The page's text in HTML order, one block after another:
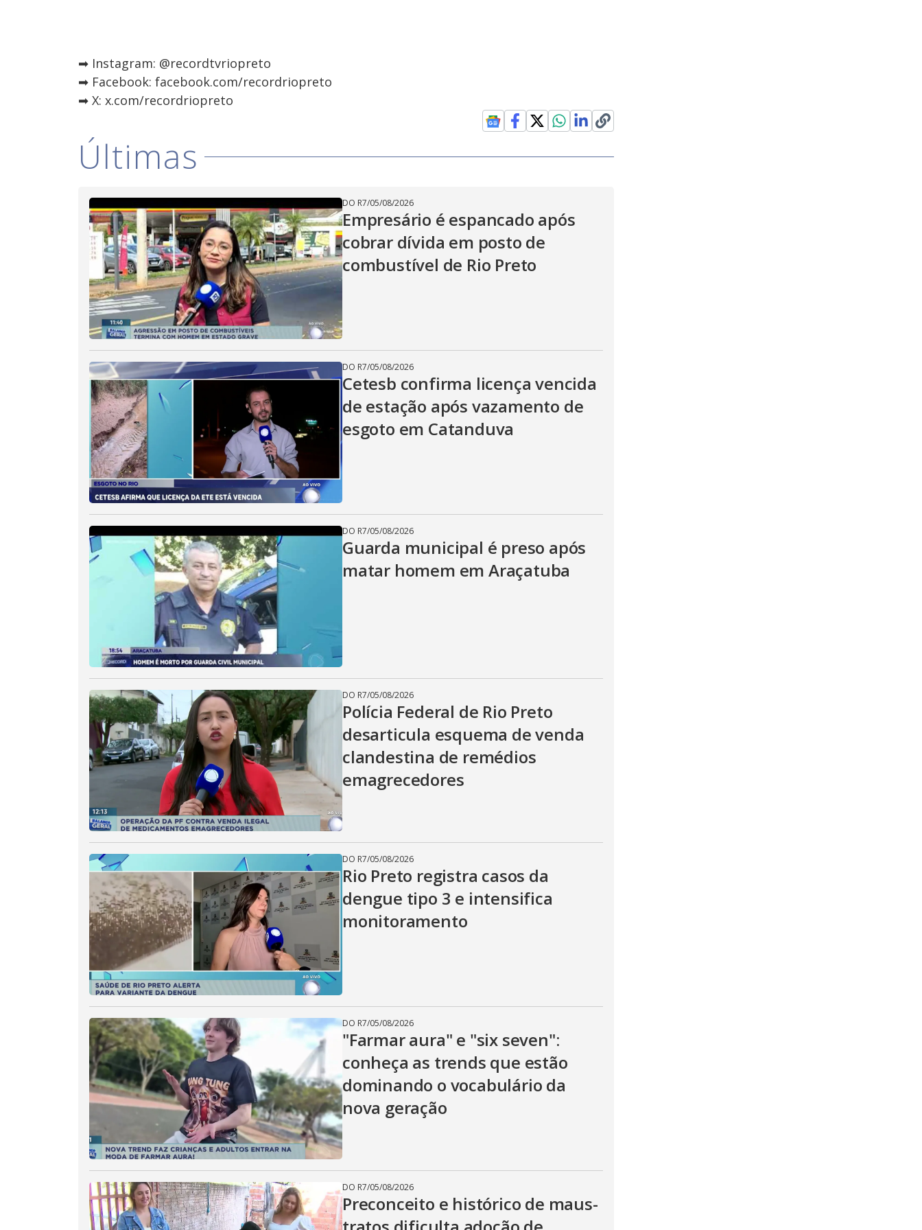
➡ Instagram: @recordtvriopreto
➡ Facebook: facebook.com/recordriopreto
➡ X: x.com/recordriopreto
Últimas
DO R7/05/08/2026
Empresário é espancado após
cobrar dívida em posto de
combustível de Rio Preto
DO R7/05/08/2026
Cetesb confirma licença vencida
de estação após vazamento de
esgoto em Catanduva
DO R7/05/08/2026
Guarda municipal é preso após
matar homem em Araçatuba
DO R7/05/08/2026
Polícia Federal de Rio Preto
desarticula esquema de venda
clandestina de remédios
emagrecedores
DO R7/05/08/2026
Rio Preto registra casos da
dengue tipo 3 e intensifica
monitoramento
DO R7/05/08/2026
"Farmar aura" e "six seven":
conheça as trends que estão
dominando o vocabulário da
nova geração
DO R7/05/08/2026
Preconceito e histórico de maus-